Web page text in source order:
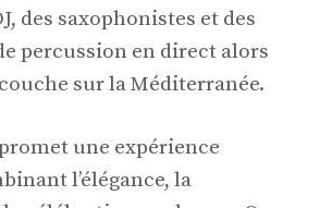
des saxophonistes et des
percussion en direct alors
sur la Méditerranée.
une expérience
l’élégance, la